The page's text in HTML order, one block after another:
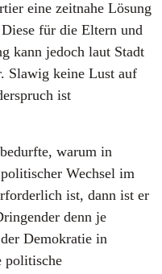
eine zeitnahe Lösung
für die Eltern und
kann jedoch laut Stadt
Slawig keine Lust auf
ist
warum in
Wechsel im
ist, dann ist er
denn je
Demokratie in
politische